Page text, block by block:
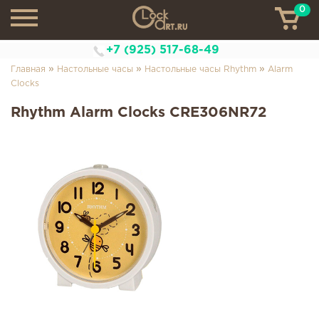
+7 (925) 517-68-49
ТН
0
Главная » Настольные часы » Настольные часы Rhythm » Alarm
Clocks
Rhythm Alarm Clocks CRE306NR72